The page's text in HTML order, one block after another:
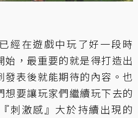
經在遊戲中玩了好一段時
始，最重要的就是得打造出
發表後就能期待的內容。也
想要讓玩家們繼續玩下去的
刺激感』大於持續出現的